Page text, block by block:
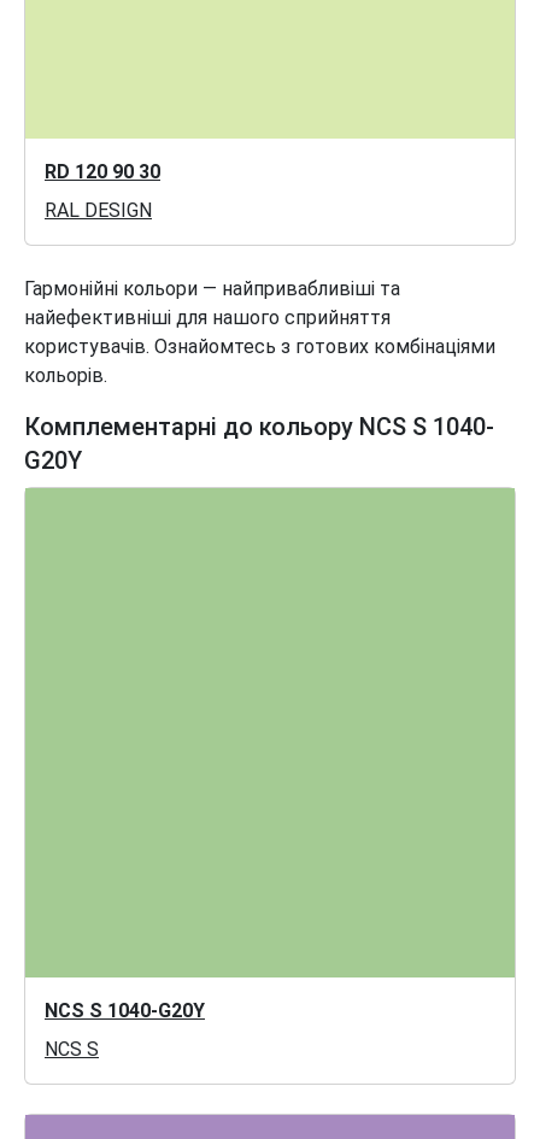
RD 120 90 30
RAL DESIGN
Гармонійні кольори — найпривабливіші та
найефективніші для нашого сприйняття
користувачів. Ознайомтесь з готових комбінаціями
кольорів.
Комплементарні до кольору NCS S 1040-
G20Y
NCS S 1040-G20Y
NCS S